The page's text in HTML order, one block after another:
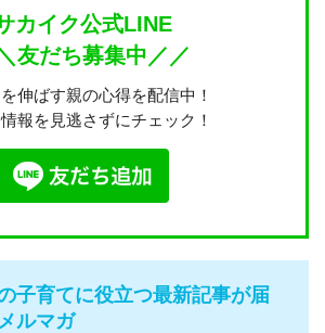
カイク公式LINE
友だち募集中／／
伸ばす親の心得を配信中！
報を見逃さずにチェック！
子育てに役立つ最新記事が届
ルマガ